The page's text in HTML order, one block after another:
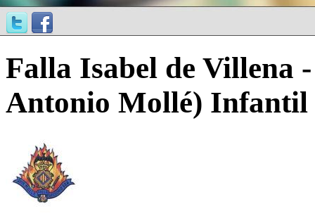
Falla Isabel de Villena
Antonio Mollé) Infantil